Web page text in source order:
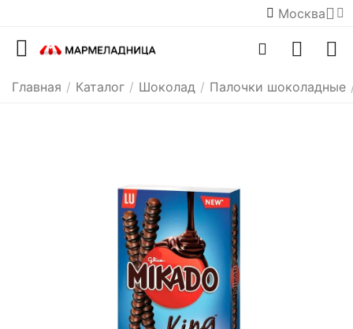
Москва
Главная / Каталог / Шоколад / Палочки шоколадные